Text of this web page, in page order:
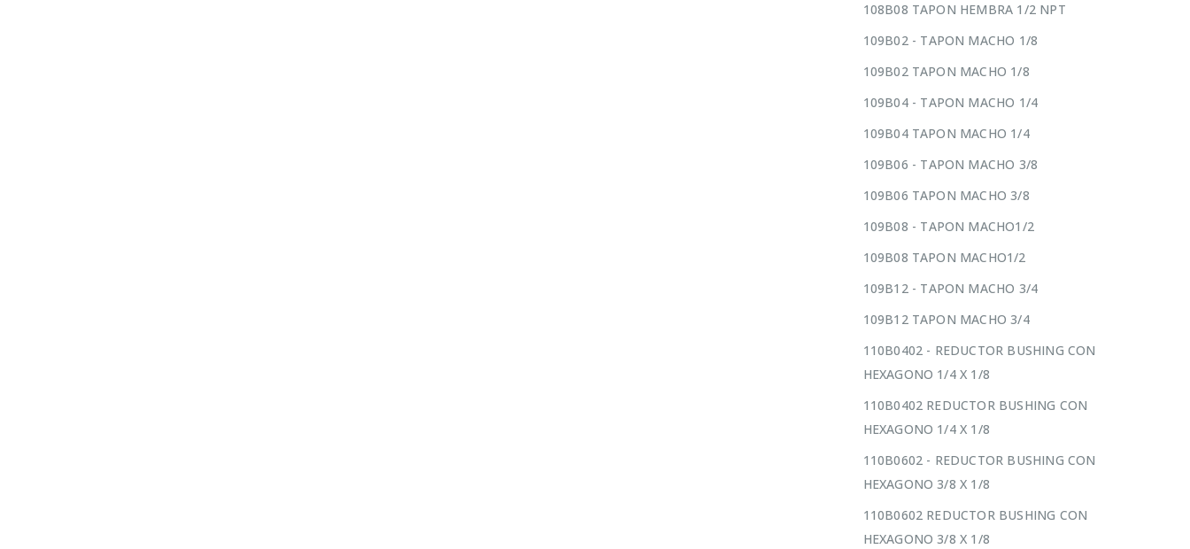
108B08 TAPON HEMBRA 1/2 NPT
109B02 - TAPON MACHO 1/8
109B02 TAPON MACHO 1/8
109B04 - TAPON MACHO 1/4
109B04 TAPON MACHO 1/4
109B06 - TAPON MACHO 3/8
109B06 TAPON MACHO 3/8
109B08 - TAPON MACHO1/2
109B08 TAPON MACHO1/2
109B12 - TAPON MACHO 3/4
109B12 TAPON MACHO 3/4
110B0402 - REDUCTOR BUSHING CON
HEXAGONO 1/4 X 1/8
110B0402 REDUCTOR BUSHING CON
HEXAGONO 1/4 X 1/8
110B0602 - REDUCTOR BUSHING CON
HEXAGONO 3/8 X 1/8
110B0602 REDUCTOR BUSHING CON
HEXAGONO 3/8 X 1/8